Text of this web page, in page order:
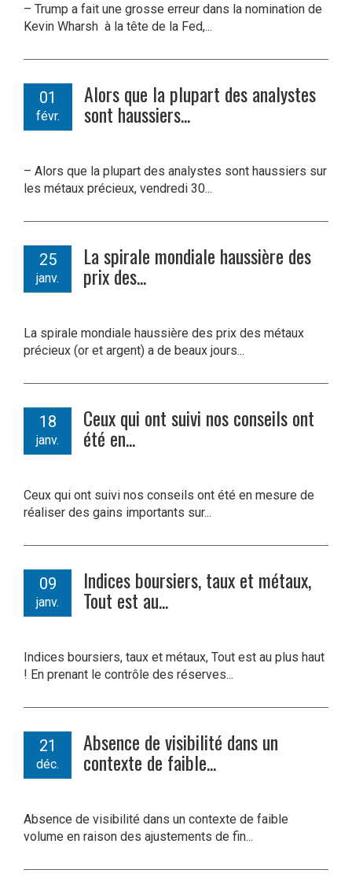
– Trump a fait une grosse erreur dans la nomination de
Kevin Wharsh à la tête de la Fed,...
01
févr.
Alors que la plupart des analystes
sont haussiers...
– Alors que la plupart des analystes sont haussiers sur
les métaux précieux, vendredi 30...
25
janv.
La spirale mondiale haussière des
prix des...
La spirale mondiale haussière des prix des métaux
précieux (or et argent) a de beaux jours...
18
janv.
Ceux qui ont suivi nos conseils ont
été en...
Ceux qui ont suivi nos conseils ont été en mesure de
réaliser des gains importants sur...
09
janv.
Indices boursiers, taux et métaux,
Tout est au...
Indices boursiers, taux et métaux, Tout est au plus haut
! En prenant le contrôle des réserves...
21
déc.
Absence de visibilité dans un
contexte de faible...
Absence de visibilité dans un contexte de faible
volume en raison des ajustements de fin...